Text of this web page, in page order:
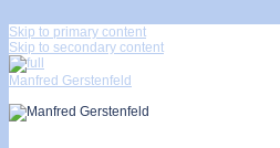
Skip to primary content
Skip to secondary content
Manfred Gerstenfeld